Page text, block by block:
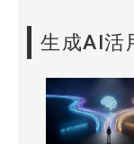
生成AI活